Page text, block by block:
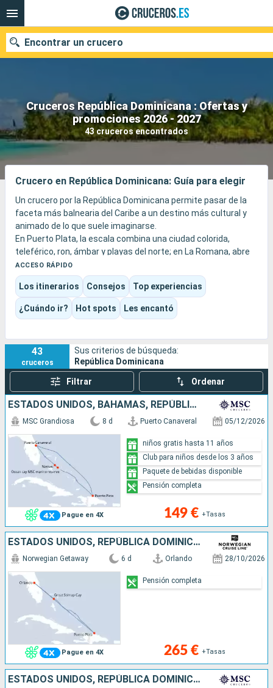
Cruceros República Dominicana : Ofertas y
promociones 2026 - 2027
43 cruceros encontrados
Encontrar un crucero
Nuestros destinos
Fecha de salida
Puertos Compañías
Buscar
Crucero en República Dominicana: Guía para elegir
Un crucero por la República Dominicana permite pasar de la
faceta más balnearia del Caribe a un destino más cultural y
animado de lo que suele imaginarse.
En Puerto Plata, la escala combina una ciudad colorida,
teleférico, ron, ámbar y playas del norte; en La Romana, abre
las puertas a Bayahibe, la isla Catalina o la isla Saona; en
Santo Domingo, sumerge al visitante en la primera ciudad
colonial de América.
Según el puerto elegido, la experiencia puede centrarse en la
playa, la naturaleza, el patrimonio, la aventura o,
caribeño.
ACCESO RÁPIDO
Los itinerarios Consejos Top experiencias
¿Cuándo ir? Hot spots Les encantó
43
cruceros
Sus criterios de búsqueda:
República Dominicana
Filtrar Ordenar
ESTADOS UNIDOS, BAHAMAS, REPÚBLICA DOMINICANA
Pague en 4X
MSC Grandiosa 8 d Puerto Canaveral 05/12/2026
149 € +Tasas
niños gratis hasta 11 años
Club para niños desde los 3 años
Paquete de bebidas disponible
Pensión completa
ESTADOS UNIDOS, REPÚBLICA DOMINICANA, BAHAMAS
Pague en 4X
Norwegian Getaway 6 d Orlando 28/10/2026
265 € +Tasas
Pensión completa
ESTADOS UNIDOS, REPÚBLICA DOMINICANA, PORTO RICO, BAHAMAS